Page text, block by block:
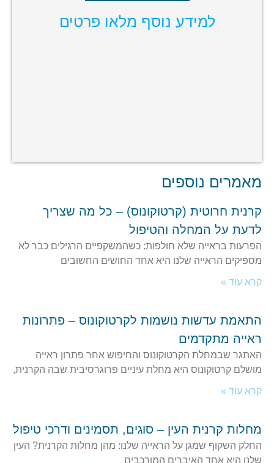
למידע נוסף מלאו פרטים
מאמרים נוספים
קרנית חרוטית (קרטוקונוס) – כל מה שצריך
לדעת על המחלה והטיפול
הפרעות בראייה שלא חולפות: כשהמשקפיים הרגילים כבר לא
מספיקים הראייה שלנו היא אחד החושים החשובים
קרא עוד »
התאמת עדשות נושמות לקרטוקונוס – פתרונות
ראייה מתקדמים
האתגר שבמחלת הקרטוקונוס והחיפוש אחר פתרון ראייה
מושלם קרטוקונוס היא מחלת עיניים פרוגרסיבית שבה הקרנית,
קרא עוד »
מחלות קרנית העין – סוגים, תסמינים ודרכי טיפול
החלק השקוף שמגן על הראייה שלנו: מהן מחלות הקרנית? העין
שלנו היא אחד האיברים המורכבים